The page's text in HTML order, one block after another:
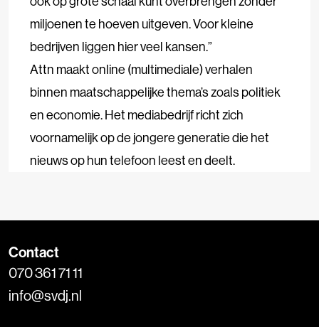
miljoenen te hoeven uitgeven. Voor kleine
bedrijven liggen hier veel kansen.”
Attn maakt online (multimediale) verhalen
binnen maatschappelijke thema’s zoals politiek
en economie. Het mediabedrijf richt zich
voornamelijk op de jongere generatie die het
nieuws op hun telefoon leest en deelt.
Contact
070 361 71 11
info@svdj.nl